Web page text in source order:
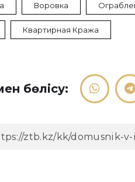
Воровка
Квартирная Кража
бөлісу: